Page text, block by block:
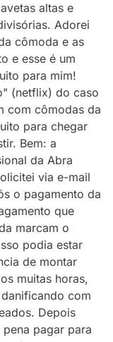
altas e
Adorei
cômoda e as
e esse é um
para mim!
(netflix) do caso
com cômodas da
para chegar
Bem: a
da Abra
via e-mail
o pagamento da
que
marcam o
podia estar
de montar
muitas horas,
com
Depois
pagar para